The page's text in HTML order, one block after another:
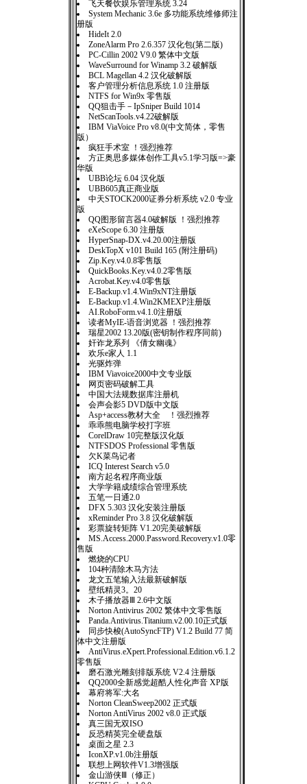
飞天餐饮娱乐管理系统 3.24
System Mechanic 3.6e 多功能系统维修师注
册版
HideIt 2.0
ZoneAlarm Pro 2.6.357 汉化包(第二版)
PC-Cillin 2002 V9.0 繁体中文版
WaveSurround for Winamp 3.2 破解版
BCL Magellan 4.2 汉化破解版
客户管理分析信息系统 1.0 注册版
NTFS for Win9x 零售版
QQ狙击手－IpSniper Build 1014
NetScanTools.v4.22破解版
IBM ViaVoice Pro v8.0(中文简体，零售
版）
疯狂手术室 ！强烈推荐
方正奥思多媒体创作工具v5.1学习版=>豪
华版
UBB论坛 6.04 汉化版
UBB605真正商业版
中天STOCK2000证券分析系统 v2.0 专业
版
QQ图形留言器4.0破解版 ！强烈推荐
eXeScope 6.30 注册版
HyperSnap-DX.v4.20.00注册版
DeskTopX v101 Build 165 (附注册码)
Zip.Key.v4.0.8零售版
QuickBooks.Key.v4.0.2零售版
Acrobat.Key.v4.0零售版
E-Backup.v1.4.Win9xNT注册版
E-Backup.v1.4.Win2KMEXP注册版
AI.RoboForm.v4.1.0注册版
读者MyIE-语音浏览器 ！强烈推荐
瑞星2002 13.20版(密钥制作程序同前)
奸诈龙系列 《倩女幽魂》
欢乐e家人 1.1
光驱炸弹
IBM Viavoice2000中文专业版
网页密码破解工具
中国大法规数据库注册机
会声会影5 DVD版中文版
Asp+access教材大全 ！强烈推荐
乖乖熊电脑学校打字班
CorelDraw 10完整版汉化版
NTFSDOS Professional 零售版
欠K菜鸟记者
ICQ Interest Search v5.0
南方起名程序商业版
大学学籍成绩综合管理系统
五笔一日通2.0
DFX 5.303 汉化安装注册版
xReminder Pro 3.8 汉化破解版
彩票旋转矩阵 V1.20完美破解版
MS.Access.2000.Password.Recovery.v1.0零
售版
燃烧的CPU
104种清除木马方法
龙文五笔输入法最新破解版
壁纸精灵3。20
木子播放器Ⅲ 2.6中文版
Norton Antivirus 2002 繁体中文零售版
Panda.Antivirus.Titanium.v2.00.10正式版
同步快梭(AutoSyncFTP) V1.2 Build 77 简
体中文注册版
AntiVirus.eXpert.Professional.Edition.v6.1.2
零售版
磨石激光雕刻排版系统 V2.4 注册版
QQ2000全新感觉超酷人性化声音 XP版
幕府将军:大名
Norton CleanSweep2002 正式版
Norton AntiVirus 2002 v8.0 正式版
真三国无双ISO
反恐精英完全硬盘版
桌面之星 2.3
IconXP.v1.0b注册版
联想上网软件V1.3增强版
金山游侠Ⅲ（修正）